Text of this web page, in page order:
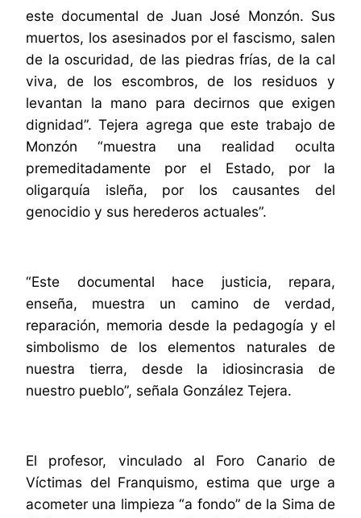
este documental de Juan José Monzón. Sus
muertos, los asesinados por el fascismo, salen
de la oscuridad, de las piedras frías, de la cal
viva, de los escombros, de los residuos y
levantan la mano para decirnos que exigen
dignidad”. Tejera agrega que este trabajo de
Monzón “muestra una realidad oculta
premeditadamente por el Estado, por la
oligarquía isleña, por los causantes del
genocidio y sus herederos actuales”.
“Este documental hace justicia, repara,
enseña, muestra un camino de verdad,
reparación, memoria desde la pedagogía y el
simbolismo de los elementos naturales de
nuestra tierra, desde la idiosincrasia de
nuestro pueblo”, señala González Tejera.
El profesor, vinculado al Foro Canario de
Víctimas del Franquismo, estima que urge a
acometer una limpieza “a fondo” de la Sima de